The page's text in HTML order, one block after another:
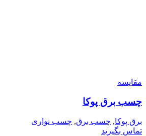
مقایسه
چسب برق پوکا
برق پوکا, چسب برق, چسب نواری
تماس بگیرید